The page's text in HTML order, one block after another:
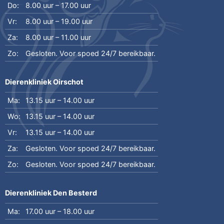
Do:
8.00 uur – 17.00 uur
Vr:
8.00 uur – 19.00 uur
Za:
8.00 uur – 11.00 uur
Zo:
Gesloten. Voor spoed 24/7 bereikbaar.
Dierenkliniek Oirschot
Ma:
13.15 uur – 14.00 uur
Wo:
13.15 uur – 14.00 uur
Vr:
13.15 uur – 14.00 uur
Za:
Gesloten. Voor spoed 24/7 bereikbaar.
Zo:
Gesloten. Voor spoed 24/7 bereikbaar.
Dierenkliniek Den Besterd
Ma:
17.00 uur – 18.00 uur